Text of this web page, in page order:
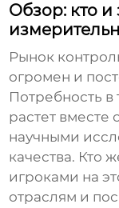
Обзор: кто и
Рынок
огромен и
Потребность
растет
научными
качества. Кто
игроками на
отраслям и